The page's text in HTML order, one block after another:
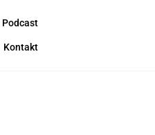
Podcast
Kontakt